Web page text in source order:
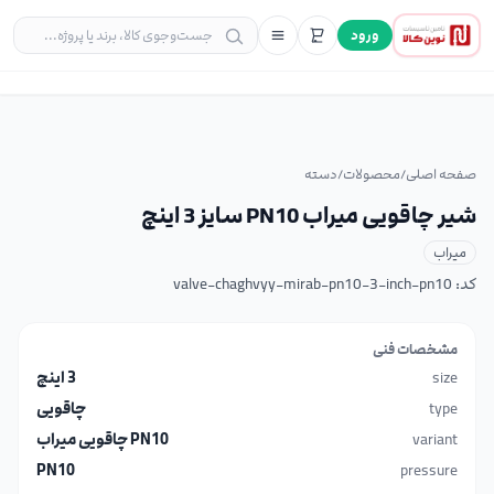
ورود
صفحه اصلی/محصولات/دسته
شیر چاقویی میراب PN10 سایز 3 اینچ
میراب
کد: valve-chaghvyy-mirab-pn10-3-inch-pn10
مشخصات فنی
size
3 اینچ
type
چاقویی
variant
PN10 چاقویی میراب
pressure
PN10